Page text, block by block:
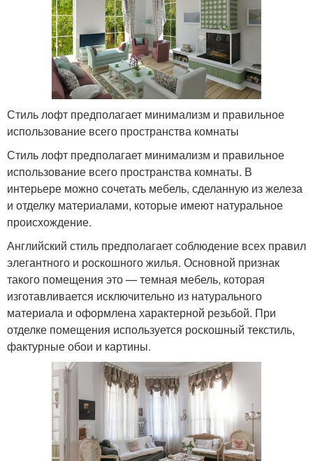
Стиль лофт предполагает минимализм и правильное
использование всего пространства комнаты
Стиль лофт предполагает минимализм и правильное
использование всего пространства комнаты. В
интерьере можно сочетать мебель, сделанную из железа
и отделку материалами, которые имеют натуральное
происхождение.
Английский стиль предполагает соблюдение всех правил
элегантного и роскошного жилья. Основной признак
такого помещения это — темная мебель, которая
изготавливается исключительно из натурального
материала и оформлена характерной резьбой. При
отделке помещения используется роскошный текстиль,
фактурные обои и картины.